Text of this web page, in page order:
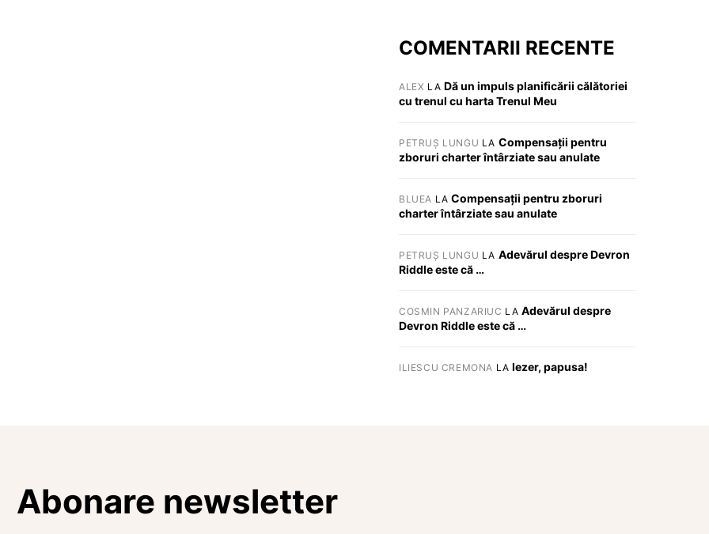
COMENTARII RECENTE
ALEX LA Dă un impuls planificării călătoriei
cu trenul cu harta Trenul Meu
PETRUȘ LUNGU LA Compensații pentru
zboruri charter întârziate sau anulate
BLUEA LACompensații pentru zboruri
charter întârziate sau anulate
PETRUȘ LUNGU LA Adevărul despre Devron
Riddle este că …
COSMIN PANZARIUC LA Adevărul despre
Devron Riddle este că …
ILIESCU CREMONA LA Iezer, papusa!
Abonare newsletter